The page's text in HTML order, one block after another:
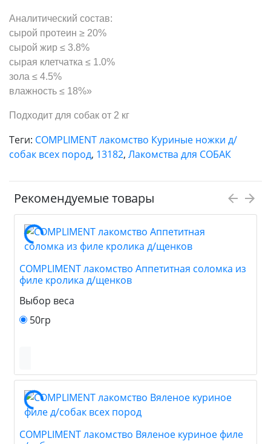
Аналитический состав:
сырой протеин ≥ 20%
сырой жир ≤ 3.8%
сырая клетчатка ≤ 1.0%
зола ≤ 4.5%
влажность ≤ 18%»
Подходит для собак от 2 кг
Теги: COMPLIMENT лакомство Куриные ножки д/
собак всех пород, 13182, Лакомства для СОБАК
Рекомендуемые товары
COMPLIMENT лакомство Аппетитная соломка из
филе кролика д/щенков
Выбор веса
50гр
COMPLIMENT лакомство Вяленое куриное филе